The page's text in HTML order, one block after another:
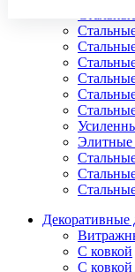
Элитные
Декоративные
С ковкой
С ковкой
использования
Если вы не
настройте